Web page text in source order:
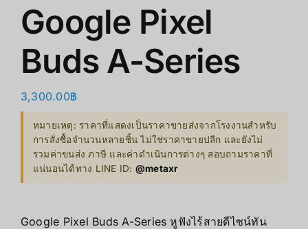
Google Pixel
Buds A-Series
3,300.00฿
หมายเหตุ: ราคาที่แสดงเป็นราคาขายส่งจากโรงงานสำหรับ
การสั่งซื้อจำนวนหลายชิ้น ไม่ใช่ราคาขายปลีก และยังไม่
รวมค่าขนส่ง ภาษี และค่าดำเนินการต่างๆ สอบถามราคาที่
แน่นอนได้ทาง LINE ID: @metaxr
Google Pixel Buds A-Series หูฟังไร้สายดีไซน์ทัน